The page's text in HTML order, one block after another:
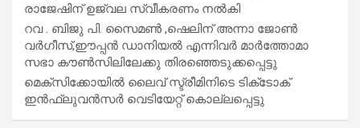
രാജേഷിന് ഉജ്വല സ്വീകരണം നൽകി
റവ . ബിജു പി. സൈമൺ ,ഷെലിന് അന്നാ ജോൺ
വർഗീസ്,ഈപ്പൻ ഡാനിയൽ എന്നിവർ മാർത്തോമാ
സഭാ കൗൺസിലിലേക്കു തിരഞ്ഞെടുക്കപ്പെട്ടു
മെക്സിക്കോയിൽ ലൈവ് സ്ട്രീമിനിടെ ടിക്‌ടോക്
ഇൻഫ്ലുവൻസർ വെടിയേറ്റ് കൊല്ലപ്പെട്ടു